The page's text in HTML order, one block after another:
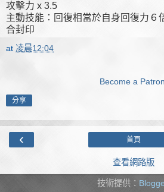
攻擊力 x 3.5
主動技能：回復相當於自身回復力６
合封印
at 凌晨12:04
Become a
分享
‹ 首頁
查看網路版
技術提供：